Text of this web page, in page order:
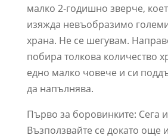
малко 2-годишно зверче,
изяжда невъобразимо
храна. Не се шегувам.
побира толкова количество
едно малко човече и си
да напълнява.
Първо за боровинките: Сега
Възползвайте се докато още